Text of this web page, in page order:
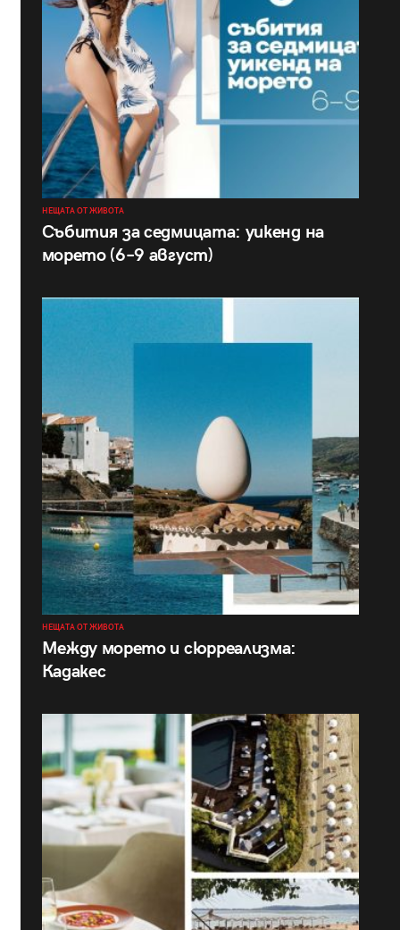
НЕЩАТА ОТ ЖИВОТА
Събития за седмицата: уикенд на
морето (6–9 август)
НЕЩАТА ОТ ЖИВОТА
Между морето и сюрреализма:
Кадакес